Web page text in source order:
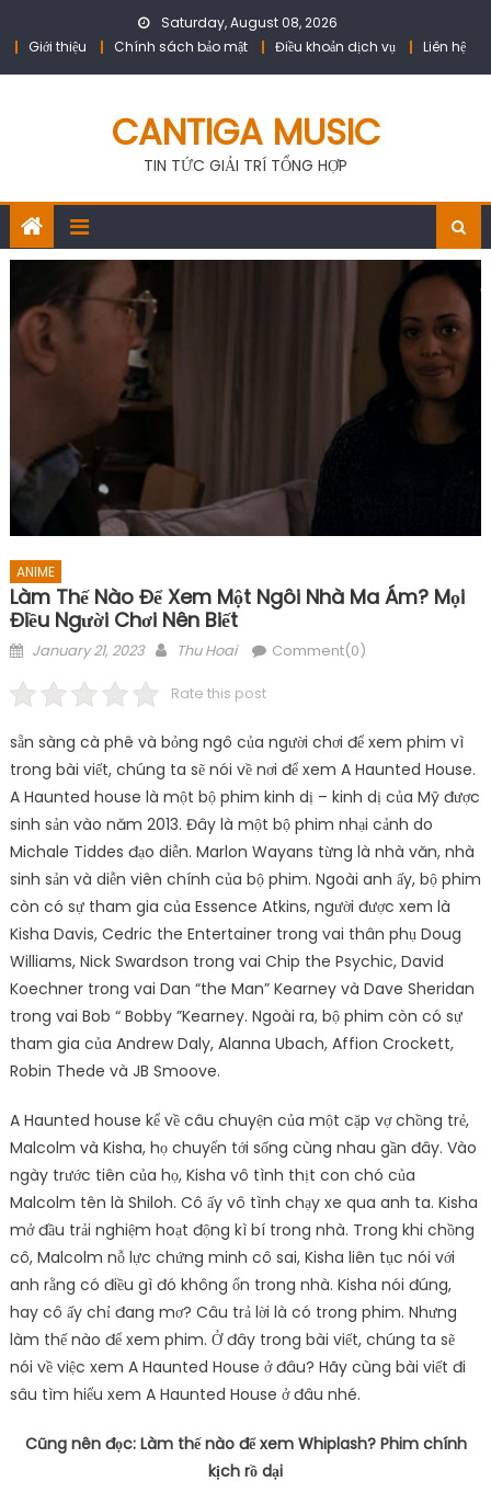
Saturday, August 08, 2026
Giới thiệu
Chính sách bảo mật Điều khoản dịch vụ Liên hệ
CANTIGA MUSIC
TIN TỨC GIẢI TRÍ TỔNG HỢP
ANIME
Làm Thế Nào Để Xem Một Ngôi Nhà Ma Ám? Mọi
Điều Người Chơi Nên Biết
Posted
January 21, 2023 Author
Thu Hoai Comment(0)
Rate this post
sẵn sàng cà phê và bỏng ngô của người chơi để xem phim vì
trong bài viết, chúng ta sẽ nói về nơi để xem A Haunted House.
A Haunted house là một bộ phim kinh dị – kinh dị của Mỹ được
sinh sản vào năm 2013. Đây là một bộ phim nhại cảnh do
Michale Tiddes đạo diễn. Marlon Wayans từng là nhà văn, nhà
sinh sản và diễn viên chính của bộ phim. Ngoài anh ấy, bộ phim
còn có sự tham gia của Essence Atkins, người được xem là
Kisha Davis, Cedric the Entertainer trong vai thân phụ Doug
Williams, Nick Swardson trong vai Chip the Psychic, David
Koechner trong vai Dan “the Man” Kearney và Dave Sheridan
trong vai Bob “ Bobby ”Kearney. Ngoài ra, bộ phim còn có sự
tham gia của Andrew Daly, Alanna Ubach, Affion Crockett,
Robin Thede và JB Smoove.
A Haunted house kể về câu chuyện của một cặp vợ chồng trẻ,
Malcolm và Kisha, họ chuyển tới sống cùng nhau gần đây. Vào
ngày trước tiên của họ, Kisha vô tình thịt con chó của
Malcolm tên là Shiloh. Cô ấy vô tình chạy xe qua anh ta. Kisha
mở đầu trải nghiệm hoạt động kì bí trong nhà. Trong khi chồng
cô, Malcolm nỗ lực chứng minh cô sai, Kisha liên tục nói với
anh rằng có điều gì đó không ổn trong nhà. Kisha nói đúng,
hay cô ấy chỉ đang mơ? Câu trả lời là có trong phim. Nhưng
làm thế nào để xem phim. Ở đây trong bài viết, chúng ta sẽ
nói về việc xem A Haunted House ở đâu? Hãy cùng bài viết đi
sâu tìm hiểu xem A Haunted House ở đâu nhé.
Cũng nên đọc: Làm thế nào để xem Whiplash? Phim chính
kịch rồ dại